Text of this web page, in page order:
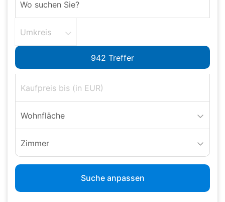
Umkreis
Wohnfläche
Zimmer
Suche anpassen